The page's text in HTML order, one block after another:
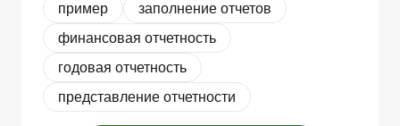
пример
заполнение отчетов
финансовая отчетность
годовая отчетность
представление отчетности